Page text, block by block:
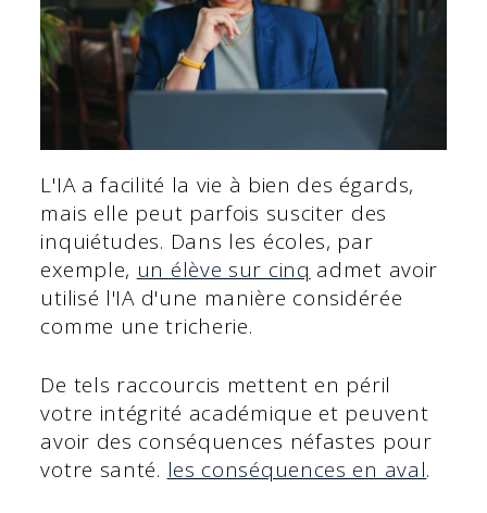
L'IA a facilité la vie à bien des égards,
mais elle peut parfois susciter des
inquiétudes. Dans les écoles, par
exemple, un élève sur cinq admet avoir
utilisé l'IA d'une manière considérée
comme une tricherie.
De tels raccourcis mettent en péril
votre intégrité académique et peuvent
avoir des conséquences néfastes pour
votre santé. les conséquences en aval.